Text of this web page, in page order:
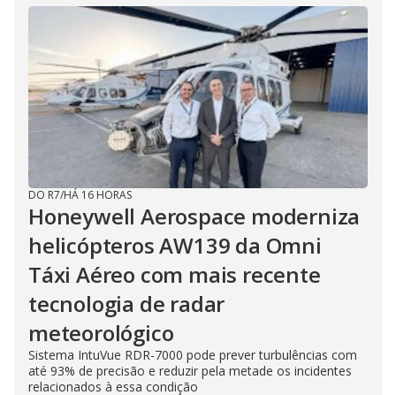
DO R7/HÁ 16 HORAS
Honeywell Aerospace moderniza
helicópteros AW139 da Omni
Táxi Aéreo com mais recente
tecnologia de radar
meteorológico
Sistema IntuVue RDR-7000 pode prever turbulências com
até 93% de precisão e reduzir pela metade os incidentes
relacionados à essa condição